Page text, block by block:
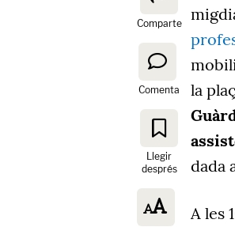
Comparte
Comenta
Llegir
després
la
dada
A les